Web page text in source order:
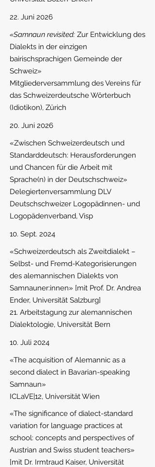
22. Juni 2026
«Samnaun revisited: Zur Entwicklung des
Dialekts in der einzigen
bairischsprachigen Gemeinde der
Schweiz»
Mitgliederversammlung des Vereins für
das Schweizerdeutsche Wörterbuch
(Idiotikon), Zürich
20. Juni 2026
«Zwischen Schweizerdeutsch und
Standarddeutsch: Herausforderungen
und Chancen für die Arbeit mit
Sprache(n) in der Deutschschweiz»
Delegiertenversammlung DLV
Deutschschweizer Logopädinnen- und
Logopädenverband, Visp
10. Sept. 2024
«Schweizerdeutsch als Zweitdialekt –
Selbst- und Fremd-Kategorisierungen
des alemannischen Dialekts von
Samnauner:innen» [mit Prof. Dr. Andrea
Ender, Universität Salzburg]
21. Arbeitstagung zur alemannischen
Dialektologie, Universität Bern
10. Juli 2024
«The acquisition of Alemannic as a
second dialect in Bavarian-speaking
Samnaun»
ICLaVE|12, Universität Wien
«The significance of dialect-standard
variation for language practices at
school: concepts and perspectives of
Austrian and Swiss student teachers»
[mit Dr. Irmtraud Kaiser, Universität